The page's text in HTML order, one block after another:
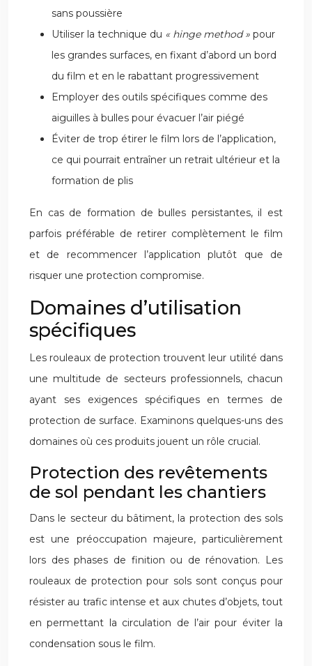
sans poussière
Utiliser la technique du « hinge method » pour
les grandes surfaces, en fixant d’abord un bord
du film et en le rabattant progressivement
Employer des outils spécifiques comme des
aiguilles à bulles pour évacuer l’air piégé
Éviter de trop étirer le film lors de l’application,
ce qui pourrait entraîner un retrait ultérieur et la
formation de plis
En cas de formation de bulles persistantes, il est
parfois préférable de retirer complètement le film
et de recommencer l’application plutôt que de
risquer une protection compromise.
Domaines d’utilisation
spécifiques
Les rouleaux de protection trouvent leur utilité dans
une multitude de secteurs professionnels, chacun
ayant ses exigences spécifiques en termes de
protection de surface. Examinons quelques-uns des
domaines où ces produits jouent un rôle crucial.
Protection des revêtements
de sol pendant les chantiers
Dans le secteur du bâtiment, la protection des sols
est une préoccupation majeure, particulièrement
lors des phases de finition ou de rénovation. Les
rouleaux de protection pour sols sont conçus pour
résister au trafic intense et aux chutes d’objets, tout
en permettant la circulation de l’air pour éviter la
condensation sous le film.